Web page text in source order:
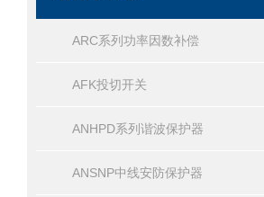
ARC系列功率因数补偿
AFK投切开关
ANHPD系列谐波保护器
ANSNP中线安防保护器